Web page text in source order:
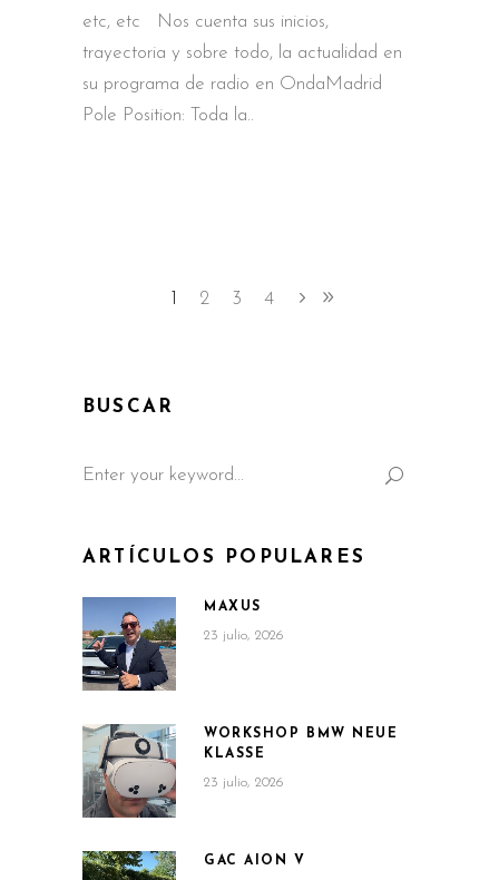
etc, etc Nos cuenta sus inicios,
trayectoria y sobre todo, la actualidad en
su programa de radio en OndaMadrid
Pole Position: Toda la
2 3 4
BUSCAR
for:
ARTÍCULOS POPULARES
MAXUS
23 julio, 2026
WORKSHOP BMW NEUE
KLASSE
23 julio, 2026
GAC AION V